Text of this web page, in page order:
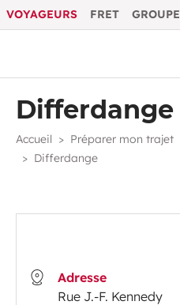
VOYAGEURS FRET GROUPE
Differdange
Accueil Préparer mon trajet
Differdange
Adresse
Rue J.-F. Kennedy